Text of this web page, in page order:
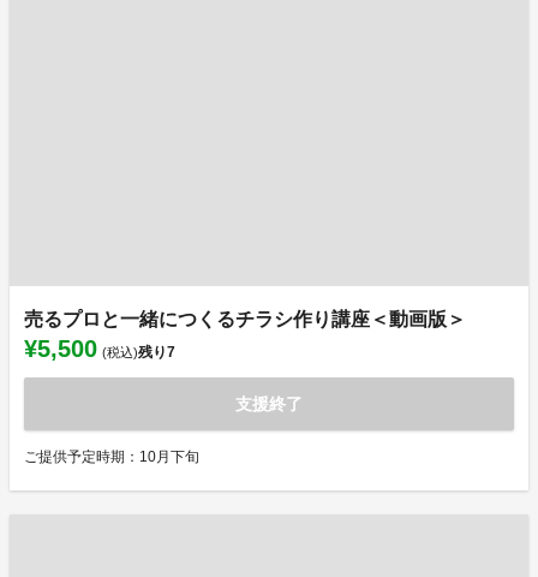
売るプロと一緒につくるチラシ作り講座＜動画版＞
¥5,500 (税込)残り7
支援終了
ご提供予定時期：10月下旬